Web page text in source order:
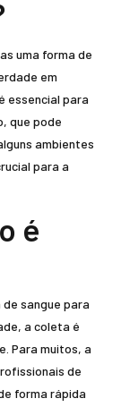
uma forma de
em
essencial para
que pode
ambientes
para a
é
sangue para
a coleta é
Para muitos, a
de
forma rápida